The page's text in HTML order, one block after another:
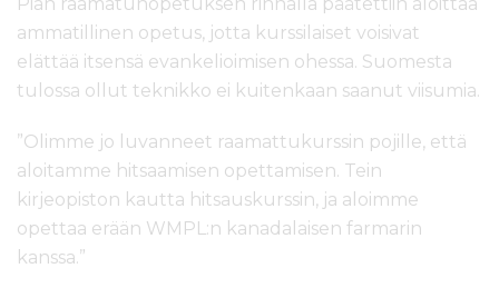
ammatillinen opetus, jotta kurssilaiset voisivat
elättää itsensä evankelioimisen ohessa. Suomesta
tulossa ollut teknikko ei kuitenkaan saanut viisumia.
”Olimme jo luvanneet raamattukurssin pojille, että
aloitamme hitsaamisen opettamisen. Tein
kirjeopiston kautta hitsauskurssin, ja aloimme
opettaa erään WMPL:n kanadalaisen farmarin
kanssa.”